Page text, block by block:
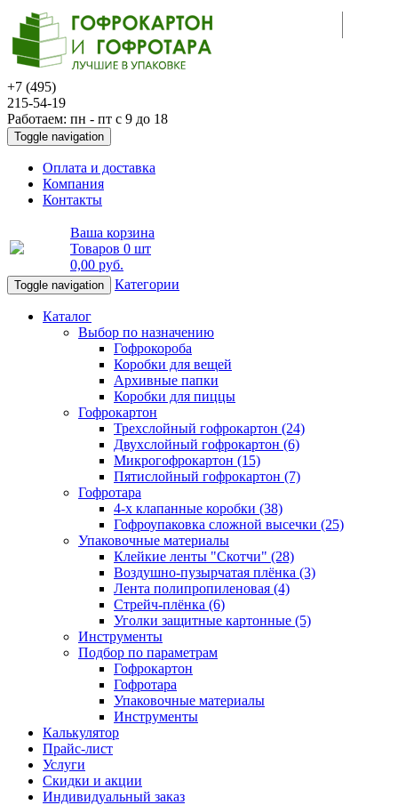
+7 (495)
215-54-19
Работаем: пн - пт с 9 до 18
Toggle navigation
Оплата и доставка
Компания
Контакты
Ваша корзина
Товаров 0 шт
0,00 руб.
Toggle navigation Категории
Каталог
Выбор по назначению
Гофрокороба
Коробки для вещей
Архивные папки
Коробки для пиццы
Гофрокартон
Трехслойный гофрокартон (24)
Двухслойный гофрокартон (6)
Микрогофрокартон (15)
Пятислойный гофрокартон (7)
Гофротара
4-х клапанные коробки (38)
Гофроупаковка сложной высечки (25)
Упаковочные материалы
Клейкие ленты "Скотчи" (28)
Воздушно-пузырчатая плёнка (3)
Лента полипропиленовая (4)
Стрейч-плёнка (6)
Уголки защитные картонные (5)
Инструменты
Подбор по параметрам
Гофрокартон
Гофротара
Упаковочные материалы
Инструменты
Калькулятор
Прайс-лист
Услуги
Скидки и акции
Индивидуальный заказ